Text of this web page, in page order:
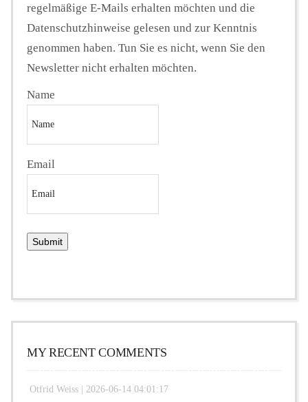
regelmäßige E-Mails erhalten möchten und die
Datenschutzhinweise gelesen und zur Kenntnis
genommen haben. Tun Sie es nicht, wenn Sie den
Newsletter nicht erhalten möchten.
Name
Email
MY RECENT COMMENTS
Otfrid Weiss | 2026-06-14 04:01:17